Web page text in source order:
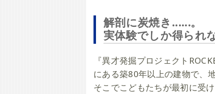
解剖に炭焼き......。
実体験でしか得られ
『異才発掘プロジェクト
にある築80年以上の建物で、
そこでこどもたちが最初に受